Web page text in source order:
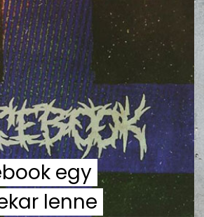
KULT
UTCA
ZENE
MÉDIAAJÁNLAT
IMPRESSZUM
PR-ARCHÍVUM
ADATKEZELÉSI TÁJÉKOZTATÓ
egy
lenne